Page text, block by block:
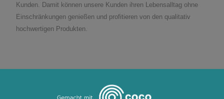
Kunden. Damit können unsere Kunden ihren Lebensalltag ohne
Einschränkungen genießen und profitieren von den qualitativ
hochwertigen Produkten.